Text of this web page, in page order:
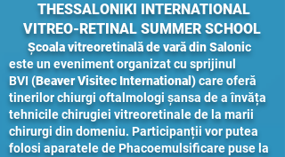
THESSALONIKI INTERNATIONAL
VITREO-RETINAL SUMMER SCHOOL
Școala vitreoretinală de vară din Salonic
este un eveniment organizat cu sprijinul
BVI (Beaver Visitec International)care oferă
tinerilor chiurgi oftalmologi șansa de a învăța
tehnicile chirugiei vitreoretinale de la marii
chirurgi din domeniu. Participanții vor putea
folosi aparatele de Phacoemulsificare puse la